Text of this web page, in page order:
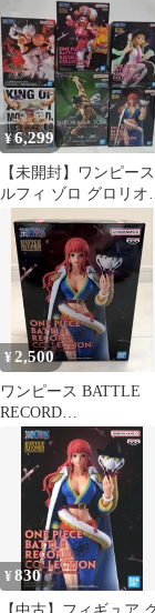
¥6,299
【未開封】ワンピース
ルフィ ゾロ グロリオサ
¥2,500
ワンピース BATTLE
RECORD
COLLECTION
GLORIOSA
¥830